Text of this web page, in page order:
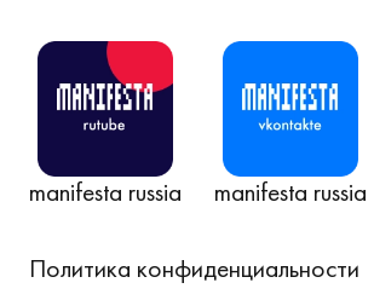
manifesta russia manifesta russia
Политика конфиденциальности